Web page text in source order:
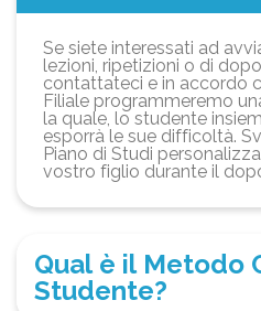
Se siete interessati ad
lezioni, ripetizioni o di
contattateci e in accordo
Filiale programmeremo
la quale, lo studente
esporrà le sue difficoltà.
Piano di Studi
vostro figlio durante il
Qual è il Metodo
Studente?